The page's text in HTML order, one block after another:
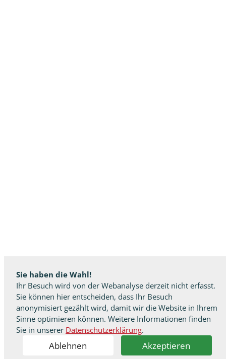
Sie haben die Wahl!
Ihr Besuch wird von der Webanalyse derzeit nicht erfasst.
Sie können hier entscheiden, dass Ihr Besuch
anonymisiert gezählt wird, damit wir die Website in Ihrem
Sinne optimieren können. Weitere Informationen finden
Sie in unserer Datenschutzerklärung.
Ablehnen Akzeptieren